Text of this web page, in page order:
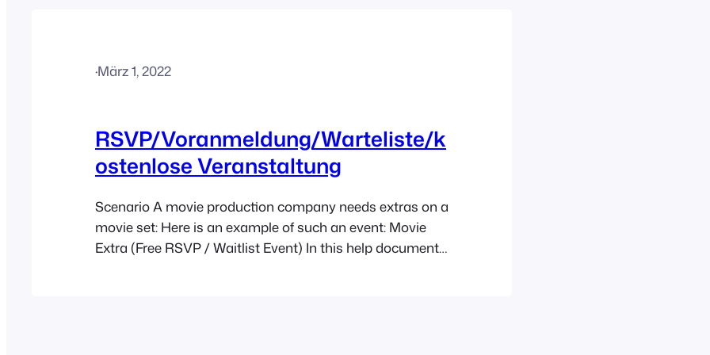
·März 1, 2022
RSVP/Voranmeldung/Warteliste/k
ostenlose Veranstaltung
Scenario A movie production company needs extras on a
movie set: Here is an example of such an event: Movie
Extra (Free RSVP / Waitlist Event) In this help document,